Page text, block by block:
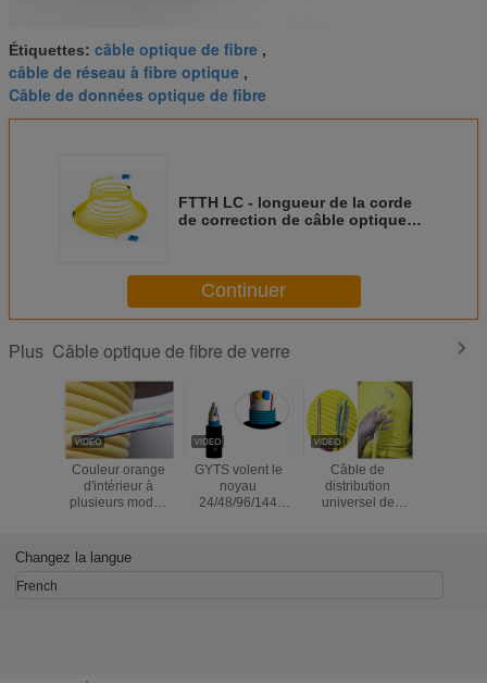
Étiquettes: câble optique de fibre ,
câble de réseau à fibre optique ,
Câble de données optique de fibre
FTTH LC - longueur de la corde
de correction de câble optique
Continuer
Plus Câble optique de fibre de verre
Couleur orange
d'intérieur à
plusieurs modes
optique flexible de
câble de
GYTS volent le
noyau
24/48/96/144
Câble de
distribution
universel de
Changez la langue
French